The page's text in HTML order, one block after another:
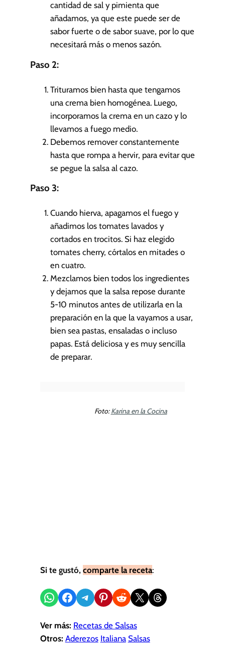
cantidad de sal y pimienta que
añadamos, ya que este puede ser de
sabor fuerte o de sabor suave, por lo que
necesitará más o menos sazón.
Paso 2:
Trituramos bien hasta que tengamos
una crema bien homogénea. Luego,
incorporamos la crema en un cazo y lo
llevamos a fuego medio.
Debemos remover constantemente
hasta que rompa a hervir, para evitar que
se pegue la salsa al cazo.
Paso 3:
Cuando hierva, apagamos el fuego y
añadimos los tomates lavados y
cortados en trocitos. Si haz elegido
tomates cherry, córtalos en mitades o
en cuatro.
Mezclamos bien todos los ingredientes
y dejamos que la salsa repose durante
5-10 minutos antes de utilizarla en la
preparación en la que la vayamos a usar,
bien sea pastas, ensaladas o incluso
papas. Está deliciosa y es muy sencilla
de preparar.
Foto:Karina en la Cocina
Si te gustó, comparte la receta:
Compartir en WhatsApp
Compartir en Facebook
Compartir en Telegram
Compartir en Pinterest
Compartir en Reddit
Compartir en X Share on Threads
Ver más: Recetas de Salsas
Otros: Aderezos Italiana Salsas